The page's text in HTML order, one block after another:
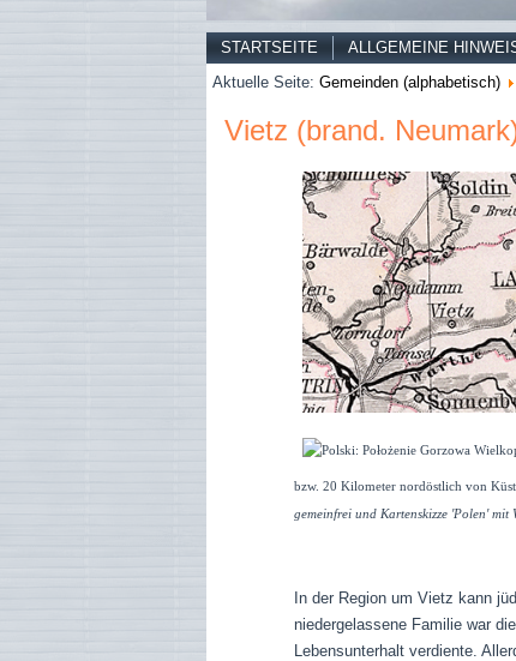
STARTSEITE ALLGEMEINE
Aktuelle Seite: Gemeinden (alphabetisch)
Vietz (brand.
bzw. 20 Kilometer nordöstlich von
gemeinfrei und Kartenskizze 'Polen'
In der Region umVietz kann
niedergelassene Familie war
Lebensunterhalt verdiente.